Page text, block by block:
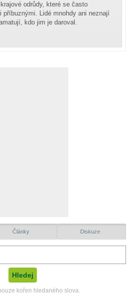
odrůdy, které se často
příbuznými. Lidé mnohdy ani neznají
kdo jim je daroval.
Články Diskuze
kořen hledaného slova.